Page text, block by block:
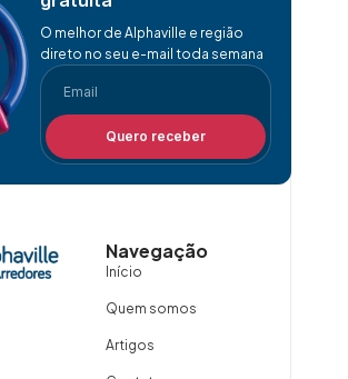
O melhor de Alphaville e região
direto no seu e-mail toda semana
Quero receber
Navegação
Início
Quem somos
Artigos